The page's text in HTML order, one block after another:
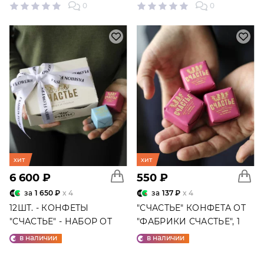
0 0
хит
6 600 ₽
за 1 650 ₽ x 4
12ШТ. - КОНФЕТЫ
"СЧАСТЬЕ" - НАБОР ОТ
"ФАБРИКИ СЧАСТЬЕ"
в наличии
хит
550 ₽
за 137 ₽ x 4
"СЧАСТЬЕ" КОНФЕТА ОТ
"ФАБРИКИ СЧАСТЬЕ", 1
ШТ.в наличии